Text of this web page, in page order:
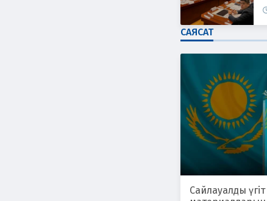
САЯСАТ
Сайлауалды үгіт